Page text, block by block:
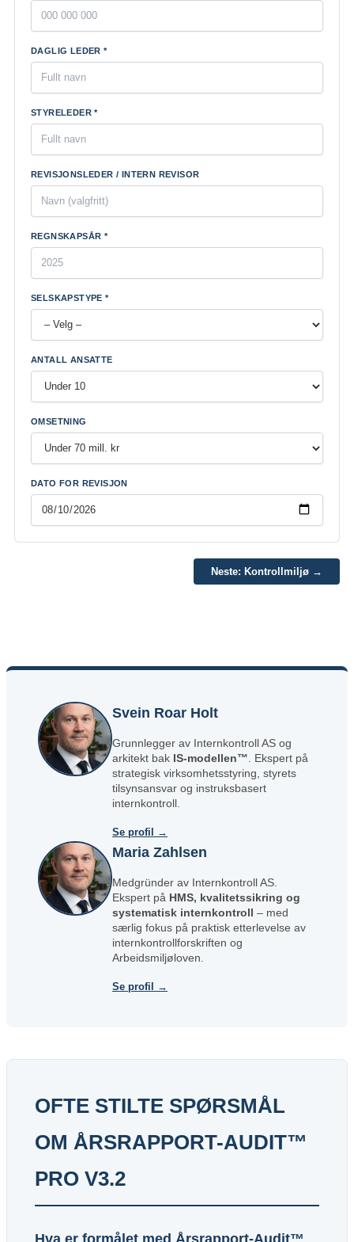
DAGLIG LEDER *
STYRELEDER *
REVISJONSLEDER / INTERN REVISOR
REGNSKAPSÅR *
SELSKAPSTYPE *
ANTALL ANSATTE
OMSETNING
DATO FOR REVISJON
Neste: Kontrollmiljø →
Svein Roar Holt
Grunnlegger av Internkontroll AS og
arkitekt bak IS-modellen™ . Ekspert på
strategisk virksomhetsstyring, styrets
tilsynsansvar og instruksbasert
internkontroll.
Se profil →
Maria Zahlsen
Medgründer av Internkontroll AS.
Ekspert på HMS, kvalitetssikring og
systematisk internkontroll – med
særlig fokus på praktisk etterlevelse av
internkontrollforskriften og
Arbeidsmiljøloven.
Se profil →
OFTE STILTE SPØRSMÅL
OM ÅRSRAPPORT-AUDIT™
PRO V3.2
Hva er formålet med Årsrapport-Audit™